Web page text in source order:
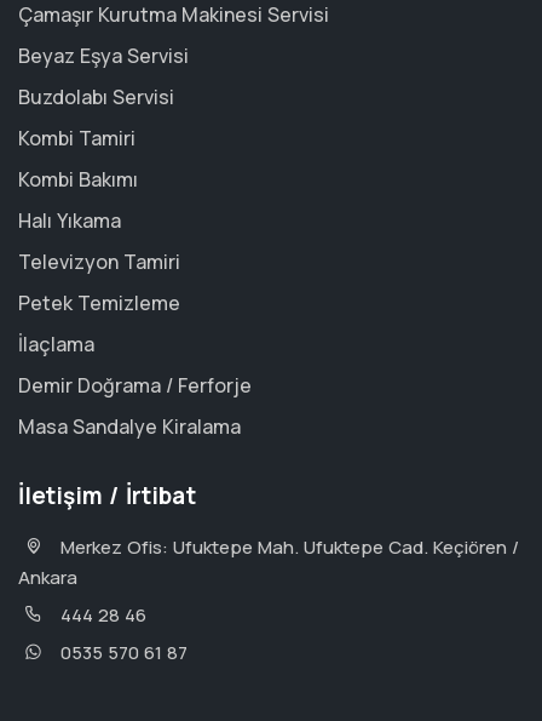
Çamaşır Kurutma Makinesi Servisi
Beyaz Eşya Servisi
Buzdolabı Servisi
Kombi Tamiri
Kombi Bakımı
Halı Yıkama
Televizyon Tamiri
Petek Temizleme
İlaçlama
Demir Doğrama / Ferforje
Masa Sandalye Kiralama
İletişim / İrtibat
Merkez Ofis: Ufuktepe Mah. Ufuktepe Cad. Keçiören /
Ankara
444 28 46
0535 570 61 87